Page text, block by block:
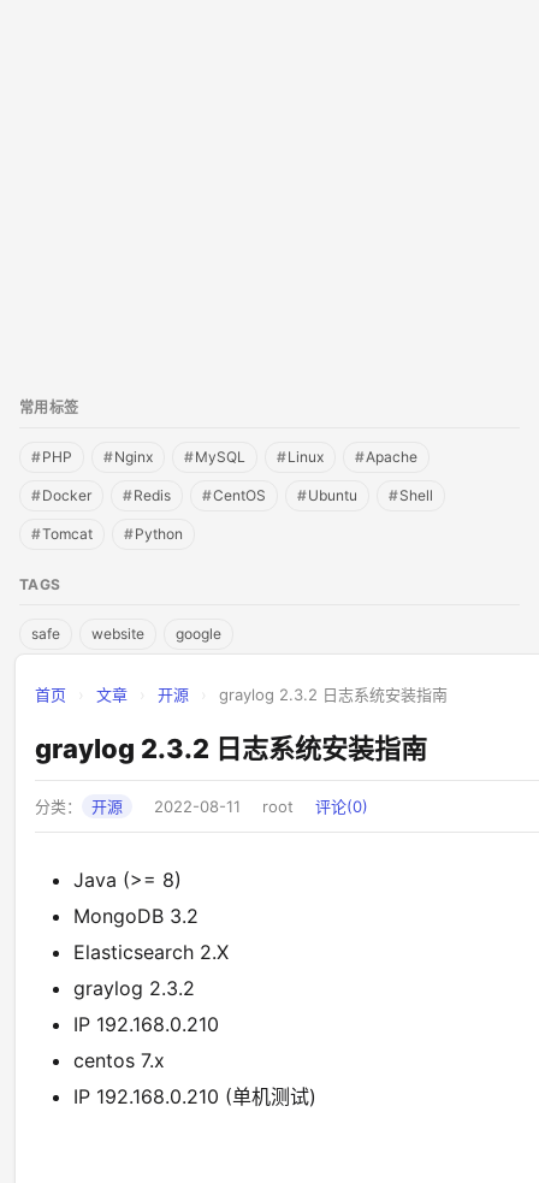
常用标签
#PHP #Nginx #MySQL #Linux #Apache
#Docker #Redis #CentOS #Ubuntu #Shell
#Tomcat #Python
TAGS
safe website google
首页 文章 开源 graylog 2.3.2 日志系统安装指南
graylog 2.3.2 日志系统安装指南
分类： 开源 2022-08-11 root 评论(0)
Java (>= 8)
MongoDB 3.2
Elasticsearch 2.X
graylog 2.3.2
IP 192.168.0.210
centos 7.x
IP 192.168.0.210 (单机测试)